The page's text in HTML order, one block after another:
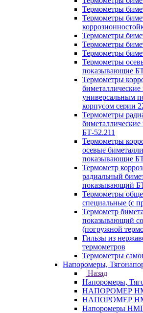
Термометры
Термометры
Термометры
Термометры
Термометры
Термометры
показывающие
Термометры
универсальным
корпусом серии
Термометры
БТ-52.211
Термометры
осевые
показывающие
Термометр
радиальный
показывающий
Термометры
специальные (с
Термометр
показывающий
(погружной
Гильзы из
термометров
Термометры
Напоромеры,
Назад
Напоромеры,
НАПОРОМЕР
НАПОРОМЕР
Напоромеры